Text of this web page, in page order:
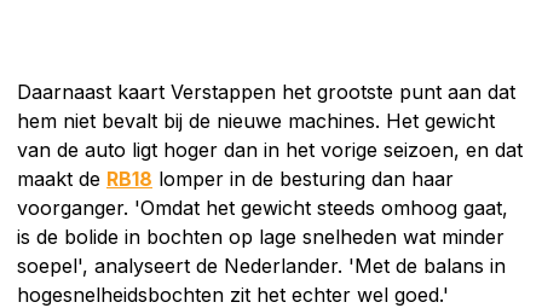
Daarnaast kaart Verstappen het grootste punt aan dat
hem niet bevalt bij de nieuwe machines. Het gewicht
van de auto ligt hoger dan in het vorige seizoen, en dat
maakt de RB18 lomper in de besturing dan haar
voorganger. 'Omdat het gewicht steeds omhoog gaat,
is de bolide in bochten op lage snelheden wat minder
soepel', analyseert de Nederlander. 'Met de balans in
hogesnelheidsbochten zit het echter wel goed.'